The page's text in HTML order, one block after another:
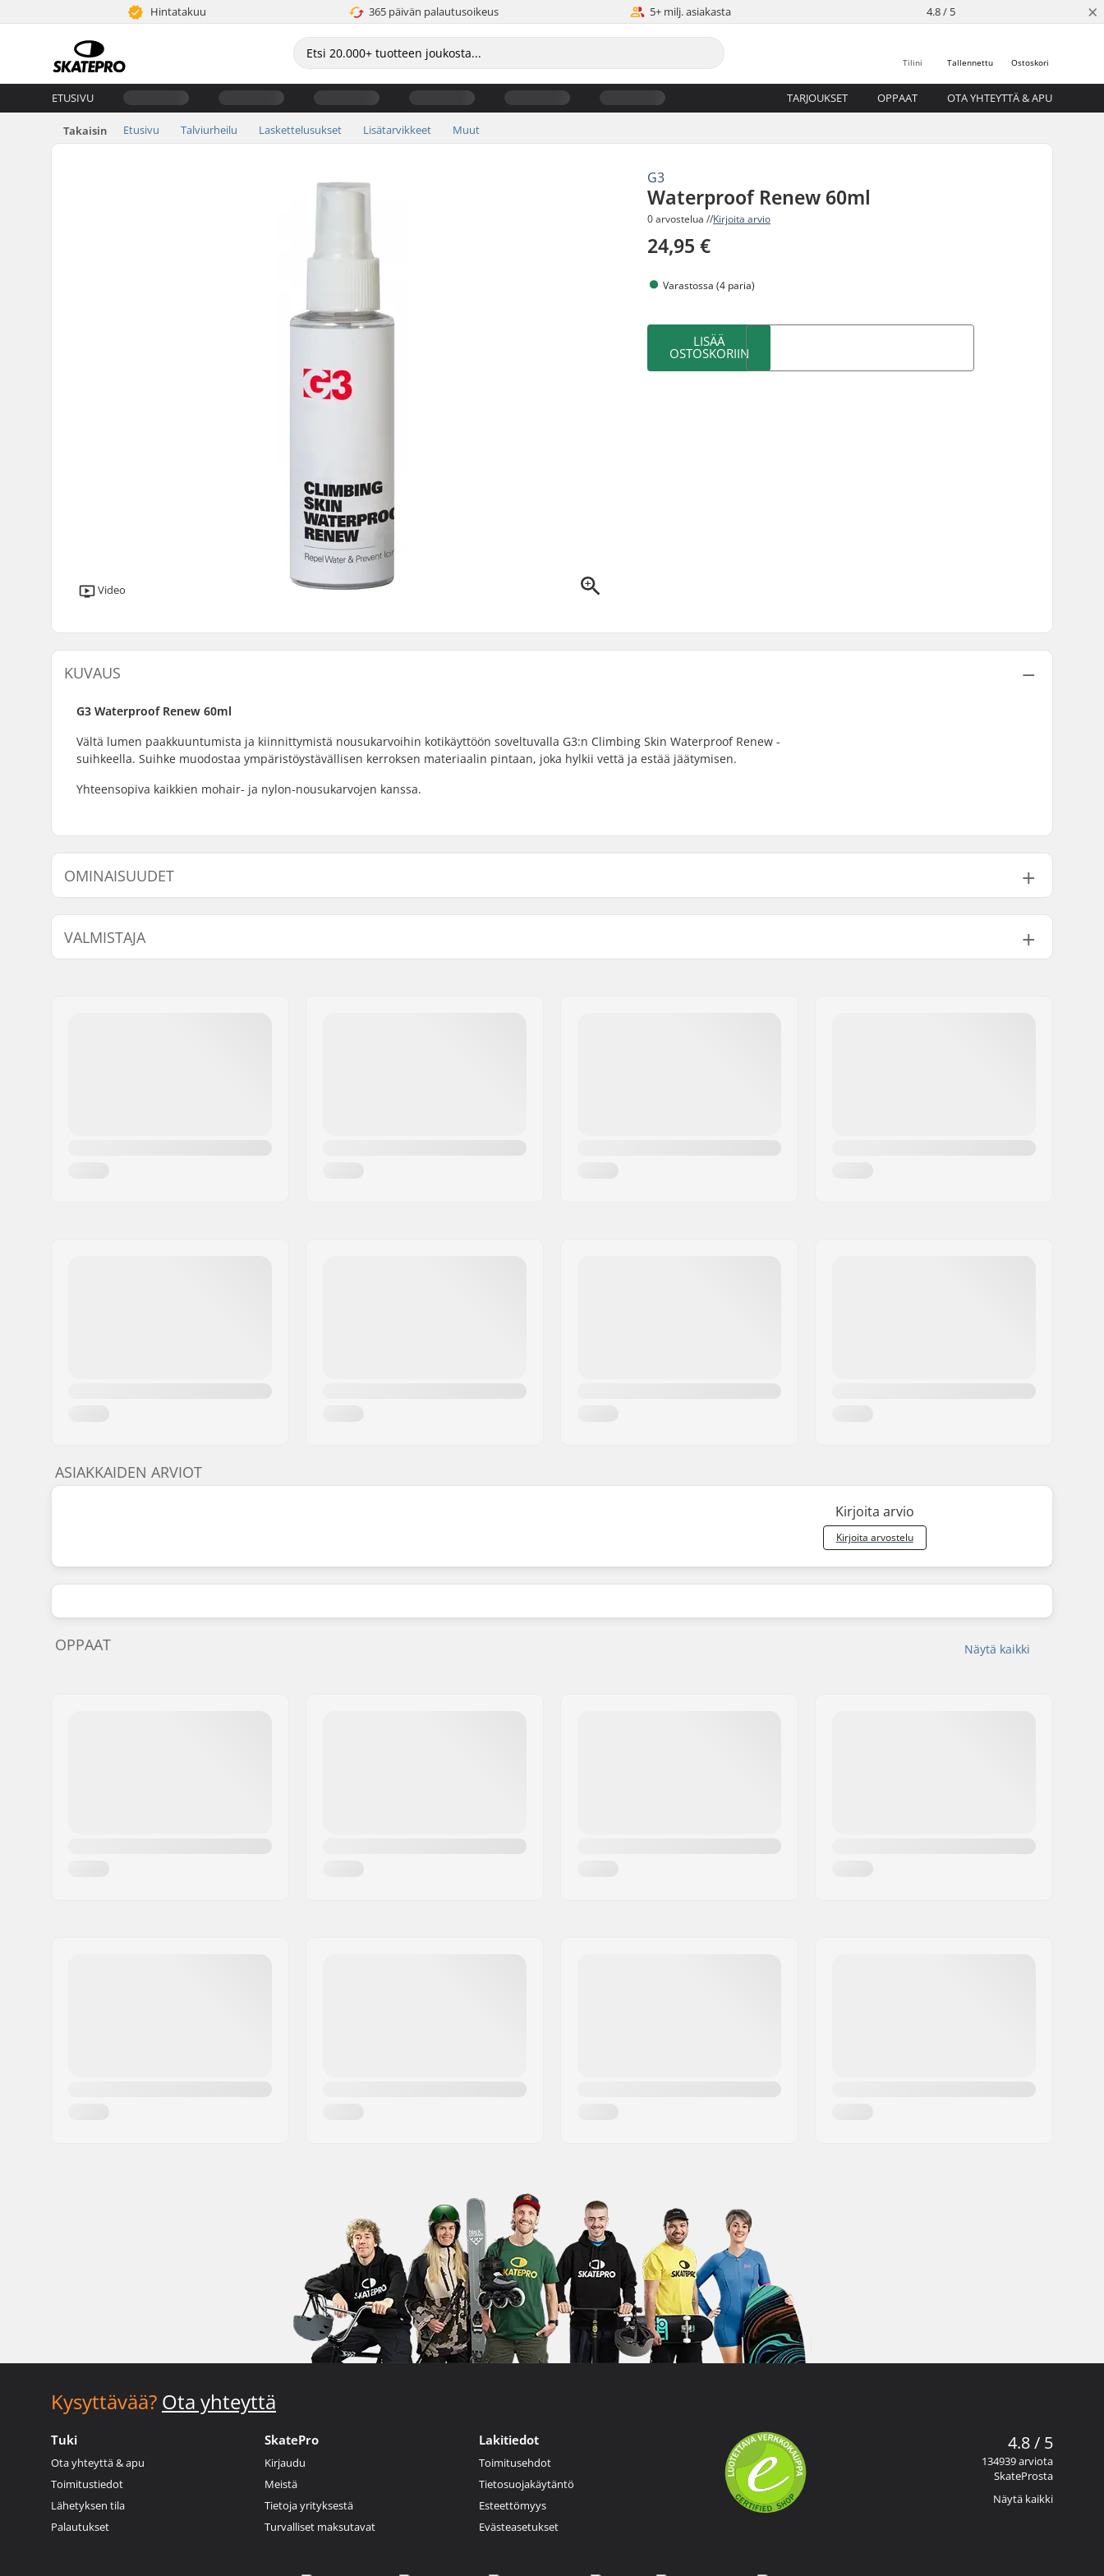
Hintatakuu 365 päivän palautusoikeus 5+ milj. asiakasta 4.8 / 5 ×
Ostoskori
Tallennettu
Tilini
ETUSIVU TARJOUKSET OPPAAT OTA YHTEYTTÄ & APU
Takaisin Etusivu Talviurheilu Laskettelusukset Lisätarvikkeet Muut
G3
Waterproof Renew 60ml
0 arvostelua //Kirjoita arvio
24,95 €
Video
Varastossa (4 paria)
LISÄÄ
OSTOSKORIIN
KUVAUS
G3 Waterproof Renew 60ml
Vältä lumen paakkuuntumista ja kiinnittymistä nousukarvoihin kotikäyttöön soveltuvalla G3:n Climbing Skin Waterproof Renew -
suihkeella. Suihke muodostaa ympäristöystävällisen kerroksen materiaalin pintaan, joka hylkii vettä ja estää jäätymisen.
Yhteensopiva kaikkien mohair- ja nylon-nousukarvojen kanssa.
OMINAISUUDET
Product Volume (ml / oz): 60ml / 2oz
VALMISTAJA
ASIAKKAIDEN ARVIOT
Kirjoita arvio
Kirjoita arvostelu
Näytä kaikki
OPPAAT
Kysyttävää? Ota yhteyttä
Tuki
Ota yhteyttä & apu
Toimitustiedot
Lähetyksen tila
Palautukset
SkatePro
Kirjaudu
Meistä
Tietoja yrityksestä
Turvalliset maksutavat
Lakitiedot
Toimitusehdot
Tietosuojakäytäntö
Esteettömyys
Evästeasetukset
4.8 / 5
134939 arviota
SkateProsta
Näytä kaikki